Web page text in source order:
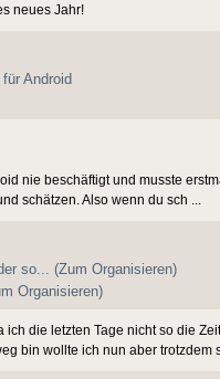
neues Jahr!
für Android
nie beschäftigt und musste
schätzen. Also wenn du sch ...
so... (Zum Organisieren)
Organisieren)
die letzten Tage nicht so die
bin wollte ich nun aber trotzdem